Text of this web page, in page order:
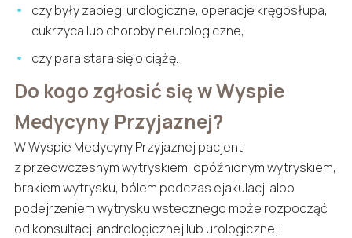
czy były zabiegi urologiczne, operacje kręgosłupa,
cukrzyca lub choroby neurologiczne,
czy para stara się o ciążę.
Do kogo zgłosić się w Wyspie
Medycyny Przyjaznej?
W Wyspie Medycyny Przyjaznej pacjent
z przedwczesnym wytryskiem, opóźnionym wytryskiem,
brakiem wytrysku, bólem podczas ejakulacji albo
podejrzeniem wytrysku wstecznego może rozpocząć
od konsultacji andrologicznej lub urologicznej.